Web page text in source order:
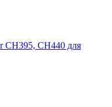
CH395, CH440 для